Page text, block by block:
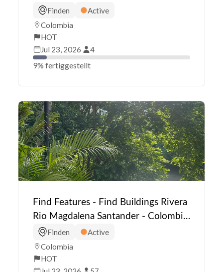
Colombia (1) HOT
Finden
Active
Colombia
HOT
Jul 23, 2026
4
9% fertiggestellt
Find Features - Find Buildings Rivera
Rio Magdalena Santander - Colombia
(1) HOT
Finden
Active
Colombia
HOT